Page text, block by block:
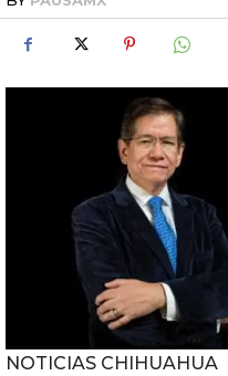
NOTICIAS CHIHUAHUA